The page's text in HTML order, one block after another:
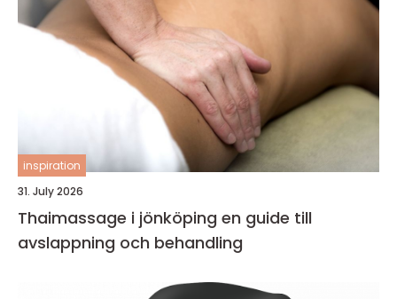
inspiration
31. July 2026
Thaimassage i jönköping en guide till
avslappning och behandling